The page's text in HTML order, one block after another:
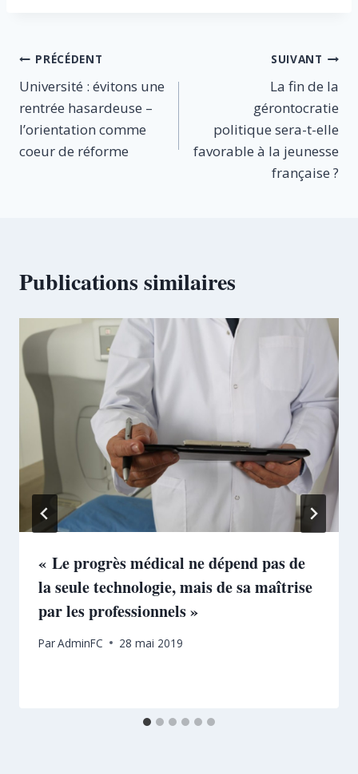
Navigation
de
l’article
PRÉCÉDENT
Université : évitons une
rentrée hasardeuse –
l’orientation comme
coeur de réforme
SUIVANT
La fin de la
gérontocratie
politique sera-t-elle
favorable à la jeunesse
française ?
Publications similaires
« Le progrès médical ne dépend pas de
la seule technologie, mais de sa maîtrise
par les professionnels »
ParAdminFC 28 mai 2019